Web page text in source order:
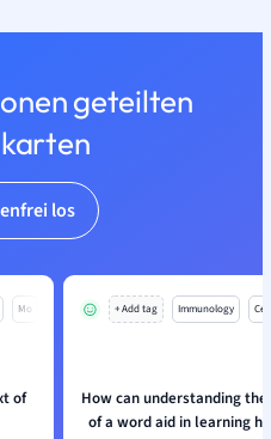
geteilten
los
Mo
of
+ Add tag Immunology
How can understanding
of a word aid in learning